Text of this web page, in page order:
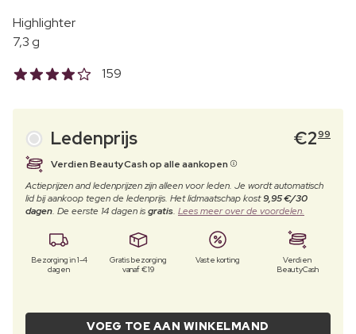
Highlighter
7,3 g
159
Ledenprijs €299
Verdien BeautyCash op alle aankopen
Actieprijzen and ledenprijzen zijn alleen voor leden. Je wordt automatisch
lid bij aankoop tegen de ledenprijs. Het lidmaatschap kost9,95 €/30
dagen. De eerste 14 dagen isgratis. Lees meer over de voordelen.
Bezorging in 1-4
dagen
Gratis bezorging
vanaf €19
Vaste korting
Verdien
BeautyCash
VOEG TOE AAN WINKELMAND